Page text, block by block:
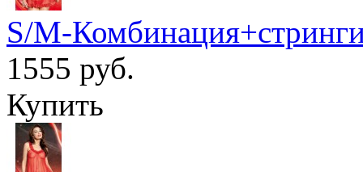
S/M-
1555 руб.
Купить